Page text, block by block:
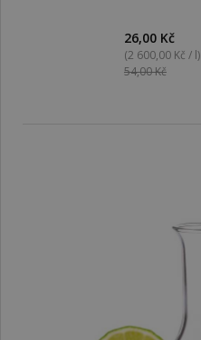
26,00 Kč
(2 600,00 Kč / l)
54,00 Kč